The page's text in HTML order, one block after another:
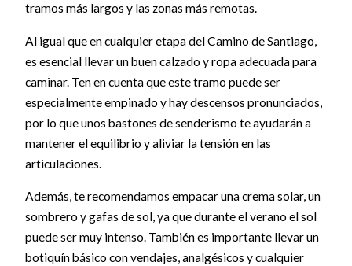
tramos más largos y las zonas más remotas.
Al igual que en cualquier etapa del Camino de Santiago,
es esencial llevar un buen calzado y ropa adecuada para
caminar. Ten en cuenta que este tramo puede ser
especialmente empinado y hay descensos pronunciados,
por lo que unos bastones de senderismo te ayudarán a
mantener el equilibrio y aliviar la tensión en las
articulaciones.
Además, te recomendamos empacar una crema solar, un
sombrero y gafas de sol, ya que durante el verano el sol
puede ser muy intenso. También es importante llevar un
botiquín básico con vendajes, analgésicos y cualquier